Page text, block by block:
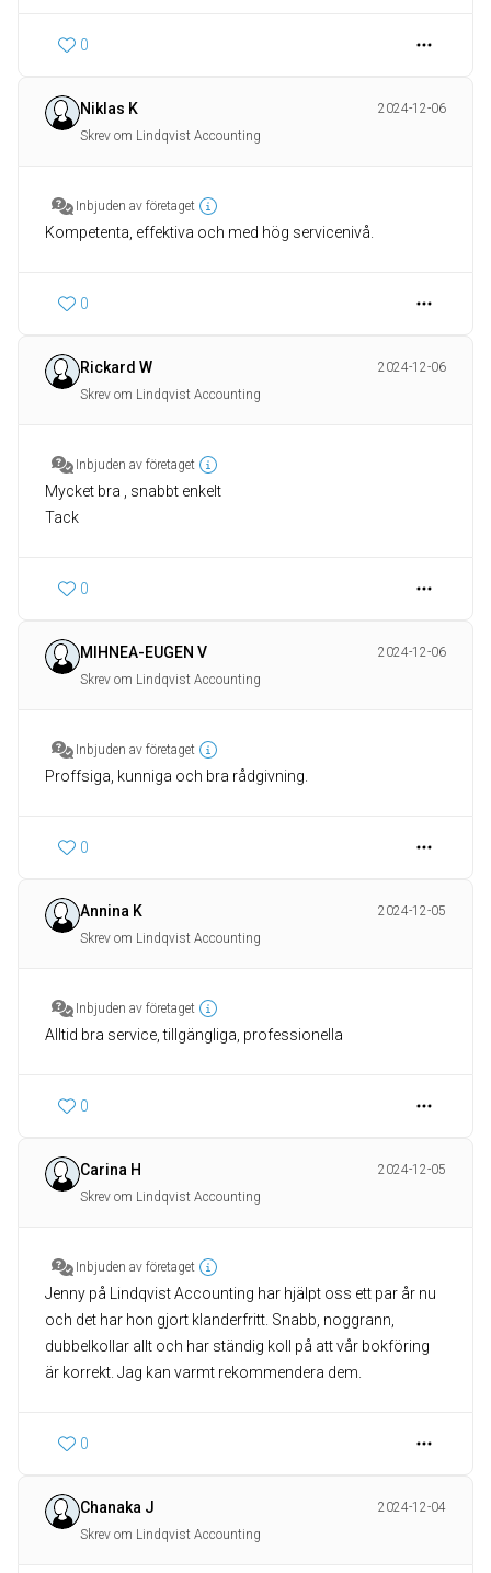
0
Niklas K
2024-12-06
Skrev om Lindqvist Accounting
Inbjuden av företaget
Kompetenta, effektiva och med hög servicenivå.
0
Rickard W
2024-12-06
Skrev om Lindqvist Accounting
Inbjuden av företaget
Mycket bra , snabbt enkelt
Tack
0
MIHNEA-EUGEN V
2024-12-06
Skrev om Lindqvist Accounting
Inbjuden av företaget
Proffsiga, kunniga och bra rådgivning.
0
Annina K
2024-12-05
Skrev om Lindqvist Accounting
Inbjuden av företaget
Alltid bra service, tillgängliga, professionella
0
Carina H
2024-12-05
Skrev om Lindqvist Accounting
Inbjuden av företaget
Jenny på Lindqvist Accounting har hjälpt oss ett par år nu
och det har hon gjort klanderfritt. Snabb, noggrann,
dubbelkollar allt och har ständig koll på att vår bokföring
är korrekt. Jag kan varmt rekommendera dem.
0
Chanaka J
2024-12-04
Skrev om Lindqvist Accounting